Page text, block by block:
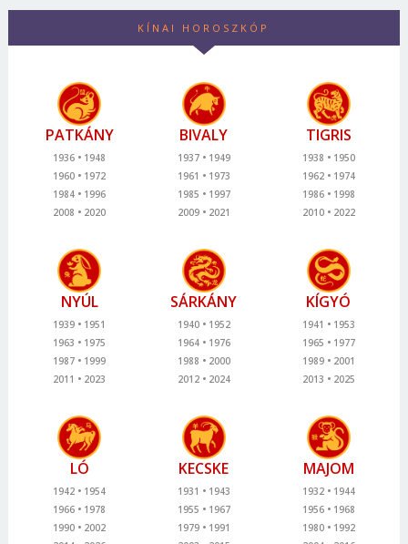
KÍNAI HOROSZKÓP
PATKÁNY
1936
1948
1960
1972
1984
1996
2008
2020
BIVALY
1937
1949
1961
1973
1985
1997
2009
2021
TIGRIS
1938
1950
1962
1974
1986
1998
2010
2022
NYÚL
1939
1951
1963
1975
1987
1999
2011
2023
SÁRKÁNY
1940
1952
1964
1976
1988
2000
2012
2024
KÍGYÓ
1941
1953
1965
1977
1989
2001
2013
2025
LÓ
1942
1954
1966
1978
1990
2002
KECSKE
1931
1943
1955
1967
1979
1991
MAJOM
1932
1944
1956
1968
1980
1992